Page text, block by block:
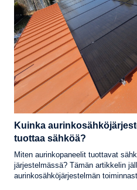
Kuinka
tuottaa sähköä?
Miten aurinkopaneelit tuottavat
järjestelmässä? Tämän artikkelin
aurinkosähköjärjestelmän